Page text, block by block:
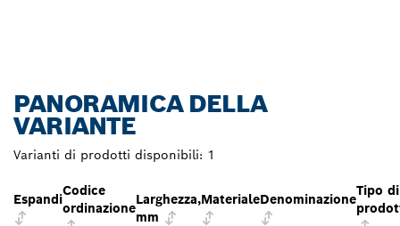
PANORAMICA DELLA
VARIANTE
Varianti di prodotti disponibili: 1
Espandi
Codice
ordinazione
Larghezza,
mm
MaterialeDenominazione
Tipo di